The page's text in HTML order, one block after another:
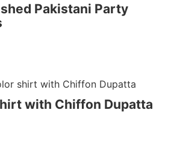
Pakistani Party
with Chiffon Dupatta